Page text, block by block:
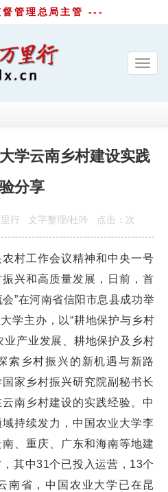
管理总局主管 ---
学云南乡村建设实践
分享
行 文字整理/杜吟 点击： 次
工作会议精神和中央一号
兴和高质量发展，日前，首
”在河南省信阳市息县成功举
学主办，以“耕地保护与乡村
业产业发展、耕地保护及乡村
索乡村振兴的新机遇与新路
家乡村振兴研究院副秘书长
南乡村建设的实践经验。中
持续发力，中国农业大学李
、重庆、广东和海南等地建
其中31个已投入运营，13个
南省，中国农业大学已在昆